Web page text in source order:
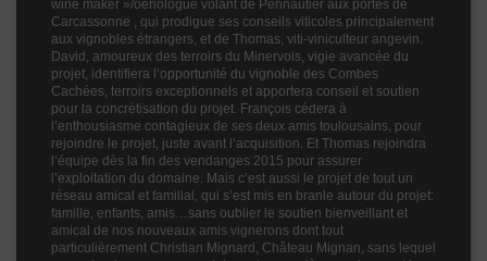
wine maker »/oenologue volant de Pennautier aux portes de
Carcassonne , qui prodigue ses conseils viticoles principalement
aux vignobles étrangers, et de Thomas, viti-viniculteur angevin.
David, amoureux des terroirs du Minervois, vigie avancée du
projet, identifiera l’opportunité du vignoble des Combes
Cachées, terroirs exceptionnels et apportera conseil et soutien
pour la concrétisation du projet. François cédera à
l’enthousiasme contagieux de ses deux amis toulousains, pour
rejoindre le projet, juste avant l’acquisition. Et Thomas rejoindra
l’équipe dès la fin des vendanges 2015 pour assurer
l’exploitation du domaine. Mais c’est aussi le projet de tout un
réseau amical et familial, qui s’est mis en branle autour du projet:
famille, enfants, amis…sans oublier le soutien bienveillant et
amical de nos nouveaux amis vignerons dont tout
particulièrement Christian Mignard, Château Mignan, sans lequel